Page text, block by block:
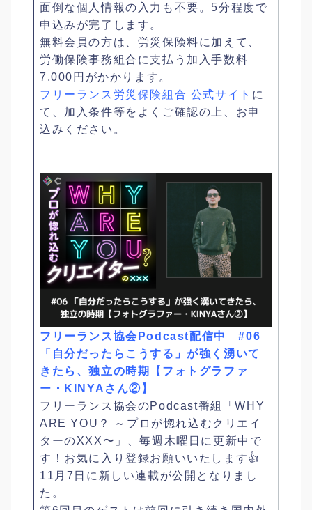
面倒な個人情報の入力も不要。5分程度で
申込みが完了します。
無料会員の方は、労災保険料に加えて、
労働保険事務組合に支払う加入手数料
7,000円がかかります。
フリーランス労災保険組合 公式サイト に
て、加入条件等をよくご確認の上、お申
込みください。
フリーランス協会Podcast配信中 #06
「自分だったらこうする」が強く湧いて
きたら、独立の時期【フォトグラファ
ー・KINYAさん②】
フリーランス協会のPodcast番組「WHY
ARE YOU？ ～プロが惚れ込むクリエイ
ターのXXX〜」、毎週木曜日に更新中で
す！お気に入り登録お願いいたします👍
11月7日に新しい連載が公開となりまし
た。